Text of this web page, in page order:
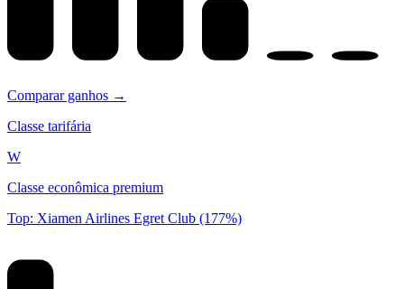
Comparar ganhos →
Classe tarifária
W
Classe econômica premium
Top: Xiamen Airlines Egret Club (177%)